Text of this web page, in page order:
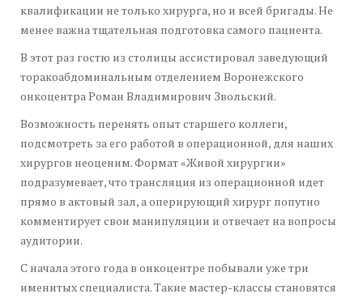
квалификации не только хирурга, но и всей бригады. Не
менее важна тщательная подготовка самого пациента.
В этот раз гостю из столицы ассистировал заведующий
торакоабдоминальным отделением Воронежского
онкоцентра Роман Владимирович Звольский.
Возможность перенять опыт старшего коллеги,
подсмотреть за его работой в операционной, для наших
хирургов неоценим. Формат «Живой хирургии»
подразумевает, что трансляция из операционной идет
прямо в актовый зал, а оперирующий хирург попутно
комментирует свои манипуляции и отвечает на вопросы
аудитории.
С начала этого года в онкоцентре побывали уже три
именитых специалиста. Такие мастер-классы становятся